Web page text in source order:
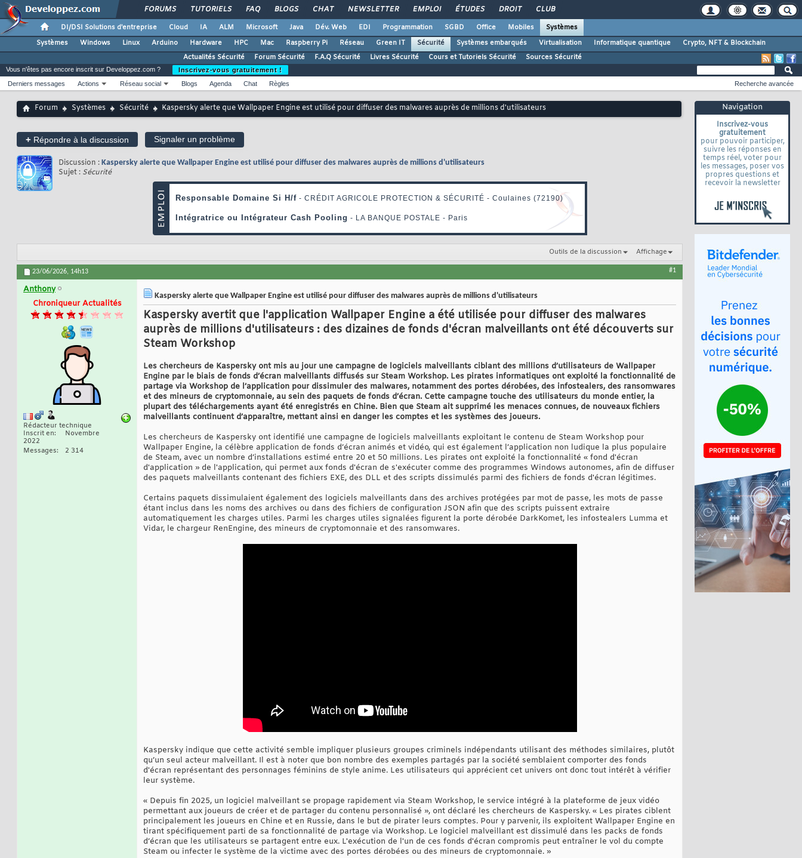
FORUMS TUTORIELS FAQ BLOGS CHAT NEWSLETTER EMPLOI ÉTUDES DROIT CLUB
DI/DSI Solutions d'entreprise Cloud IA ALM Microsoft Java Dév. Web EDI Programmation SGBD Office Mobiles
Systèmes
Systèmes
Windows Linux Arduino Hardware HPC Mac Raspberry Pi Réseau Green IT Sécurité Systèmes embarqués Virtualisation Informatique quantique
Crypto, NFT & Blockchain
Actualités Sécurité
Forum Sécurité F.A.Q Sécurité Livres Sécurité Cours et Tutoriels Sécurité Sources Sécurité
Navigation
Inscrivez-vous
gratuitement
pour pouvoir participer,
suivre les réponses en
temps réel, voter pour
les messages, poser vos
propres questions et
recevoir la newsletter
Vous n'êtes pas encore inscrit sur Developpez.com ?
Inscrivez-vous gratuitement !
Derniers messages
Actions Réseau social Blogs Agenda Chat Règles Recherche avancée
Forum Systèmes Sécurité Kaspersky alerte que Wallpaper Engine est utilisé pour diffuser des malwares auprès de millions d'utilisateurs
+ Répondre à la discussion Signaler un problème
Discussion : Kaspersky alerte que Wallpaper Engine est utilisé pour diffuser des malwares auprès de millions d'utilisateurs
Sujet : Sécurité
Outils de la discussion Affichage
23/06/2026, 14h13 #1
Anthony
Chroniqueur Actualités
Rédacteur technique
Inscrit en
Novembre
2022
Messages
2 314
Kaspersky alerte que Wallpaper Engine est utilisé pour diffuser des malwares auprès de millions d'utilisateurs
Kaspersky avertit que l'application Wallpaper Engine a été utilisée pour diffuser des malwares
auprès de millions d'utilisateurs : des dizaines de fonds d'écran malveillants ont été découverts sur
Steam Workshop
Les chercheurs de Kaspersky ont mis au jour une campagne de logiciels malveillants ciblant des millions d’utilisateurs de Wallpaper
Engine par le biais de fonds d’écran malveillants diffusés sur Steam Workshop. Les pirates informatiques ont exploité la fonctionnalité de
partage via Workshop de l’application pour dissimuler des malwares, notamment des portes dérobées, des infostealers, des ransomwares
et des mineurs de cryptomonnaie, au sein des paquets de fonds d’écran. Cette campagne touche des utilisateurs du monde entier, la
plupart des téléchargements ayant été enregistrés en Chine. Bien que Steam ait supprimé les menaces connues, de nouveaux fichiers
malveillants continuent d’apparaître, mettant ainsi en danger les comptes et les systèmes des joueurs.
Les chercheurs de Kaspersky ont identifié une campagne de logiciels malveillants exploitant le contenu de Steam Workshop pour
Wallpaper Engine, la célèbre application de fonds d’écran animés et vidéo, qui est également l’application non ludique la plus populaire
de Steam, avec un nombre d’installations estimé entre 20 et 50 millions. Les pirates ont exploité la fonctionnalité « fond d'écran
d'application » de l'application, qui permet aux fonds d'écran de s'exécuter comme des programmes Windows autonomes, afin de diffuser
des paquets malveillants contenant des fichiers EXE, des DLL et des scripts dissimulés parmi des fichiers de fonds d'écran légitimes.
Certains paquets dissimulaient également des logiciels malveillants dans des archives protégées par mot de passe, les mots de passe
étant inclus dans les noms des archives ou dans des fichiers de configuration JSON afin que des scripts puissent extraire
automatiquement les charges utiles. Parmi les charges utiles signalées figurent la porte dérobée DarkKomet, les infostealers Lumma et
Vidar, le chargeur RenEngine, des mineurs de cryptomonnaie et des ransomwares.
Kaspersky indique que cette activité semble impliquer plusieurs groupes criminels indépendants utilisant des méthodes similaires, plutôt
qu’un seul acteur malveillant. Il est à noter que bon nombre des exemples partagés par la société semblaient comporter des fonds
d'écran représentant des personnages féminins de style anime. Les utilisateurs qui apprécient cet univers ont donc tout intérêt à vérifier
leur système.
« Depuis fin 2025, un logiciel malveillant se propage rapidement via Steam Workshop, le service intégré à la plateforme de jeux vidéo
permettant aux joueurs de créer et de partager du contenu personnalisé », ont déclaré les chercheurs de Kaspersky. « Les pirates ciblent
principalement les joueurs en Chine et en Russie, dans le but de pirater leurs comptes. Pour y parvenir, ils exploitent Wallpaper Engine en
tirant spécifiquement parti de sa fonctionnalité de partage via Workshop. Le logiciel malveillant est dissimulé dans les packs de fonds
d’écran que les utilisateurs se partagent entre eux. L'exécution de l'un de ces fonds d'écran compromis peut entraîner le vol du compte
Steam ou infecter le système de la victime avec des portes dérobées ou des mineurs de cryptomonnaie. »